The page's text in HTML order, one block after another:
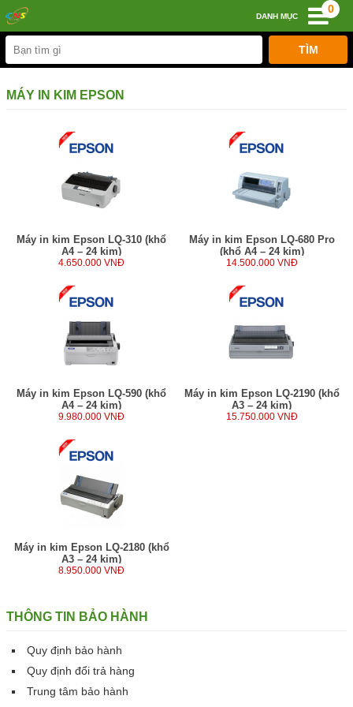
0
DANH MỤC
MÁY IN KIM EPSON
Máy in kim Epson LQ-310 (khổ
A4 – 24 kim)
4.650.000 VNĐ
Máy in kim Epson LQ-680 Pro
(khổ A4 – 24 kim)
14.500.000 VNĐ
Máy in kim Epson LQ-590 (khổ
A4 – 24 kim)
9.980.000 VNĐ
Máy in kim Epson LQ-2190 (khổ
A3 – 24 kim)
15.750.000 VNĐ
Máy in kim Epson LQ-2180 (khổ
A3 – 24 kim)
8.950.000 VNĐ
THÔNG TIN BẢO HÀNH
Quy định bảo hành
Quy định đổi trả hàng
Trung tâm bảo hành